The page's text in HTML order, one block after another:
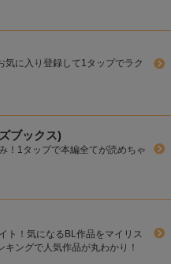
気に入り登録して1タップでラク
ブックス)
！1タップで本編全てが読めちゃ
ト！気になるBL作品をマイリス
キングで人気作品が丸わかり！